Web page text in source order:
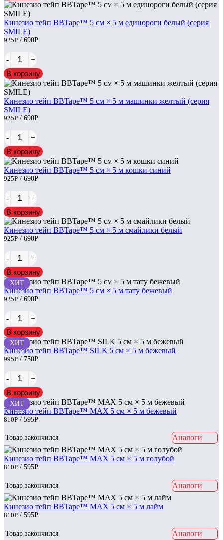
Кинезио тейп BBTape™ 5 см × 5 м единороги белый (серия
SMILE)
925Р / 690Р
-
+
В корзину
Кинезио тейп BBTape™ 5 см × 5 м машинки желтый (серия
SMILE)
925Р / 690Р
-
+
В корзину
Кинезио тейп BBTape™ 5 см × 5 м кошки синий
925Р / 690Р
-
+
В корзину
Кинезио тейп BBTape™ 5 см × 5 м смайлики белый
925Р / 690Р
-
+
В корзину
ХИТ
Кинезио тейп BBTape™ 5 см × 5 м тату бежевый
925Р / 690Р
-
+
В корзину
ХИТ
Кинезио тейп BBTape™ SILK 5 см × 5 м бежевый
995Р / 750Р
-
+
В корзину
ХИТ
Кинезио тейп BBTape™ МАХ 5 см × 5 м бежевый
810Р / 595Р
Товар закончился Аналоги
Кинезио тейп BBTape™ МАХ 5 см × 5 м голубой
810Р / 595Р
Товар закончился Аналоги
Кинезио тейп BBTape™ МАХ 5 см × 5 м лайм
810Р / 595Р
Товар закончился Аналоги